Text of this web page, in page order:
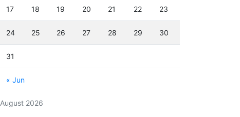
August 2026
« Jun
17 18 19 20 21 22 23
24 25 26 27 28 29 30
31